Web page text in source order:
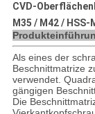
CVD-
M35 / M42 / HSS-
Als eines der
Beschnittmatrize
verwendet.
gängigen
Die